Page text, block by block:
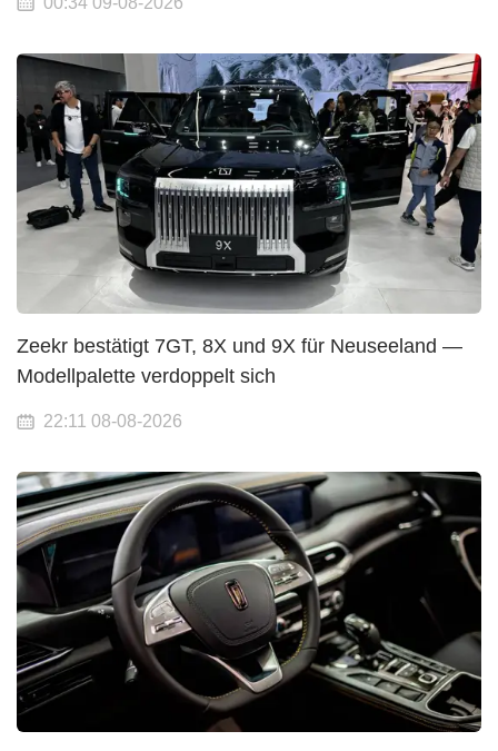
Zeekr bestätigt 7GT, 8X und 9X für Neuseeland —
Modellpalette verdoppelt sich
22:11 08-08-2026